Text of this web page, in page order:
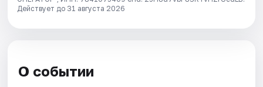
Действует до 31 августа 2026
О событии